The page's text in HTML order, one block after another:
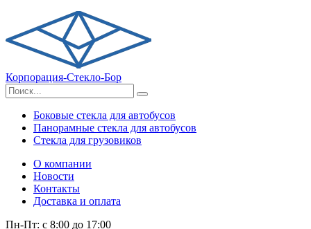
Корпорация-Стекло-Бор
Боковые стекла для автобусов
Панорамные стекла для автобусов
Стекла для грузовиков
О компании
Новости
Контакты
Доставка и оплата
Пн-Пт: с 8:00 до 17:00